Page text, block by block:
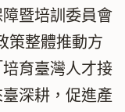
暨培訓委員會
策整體推動方
育臺灣人才接
深耕，促進產